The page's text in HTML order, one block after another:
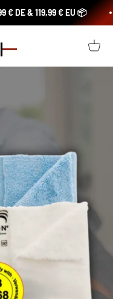
DE & 119,99 € EU 📦
& Cleaning